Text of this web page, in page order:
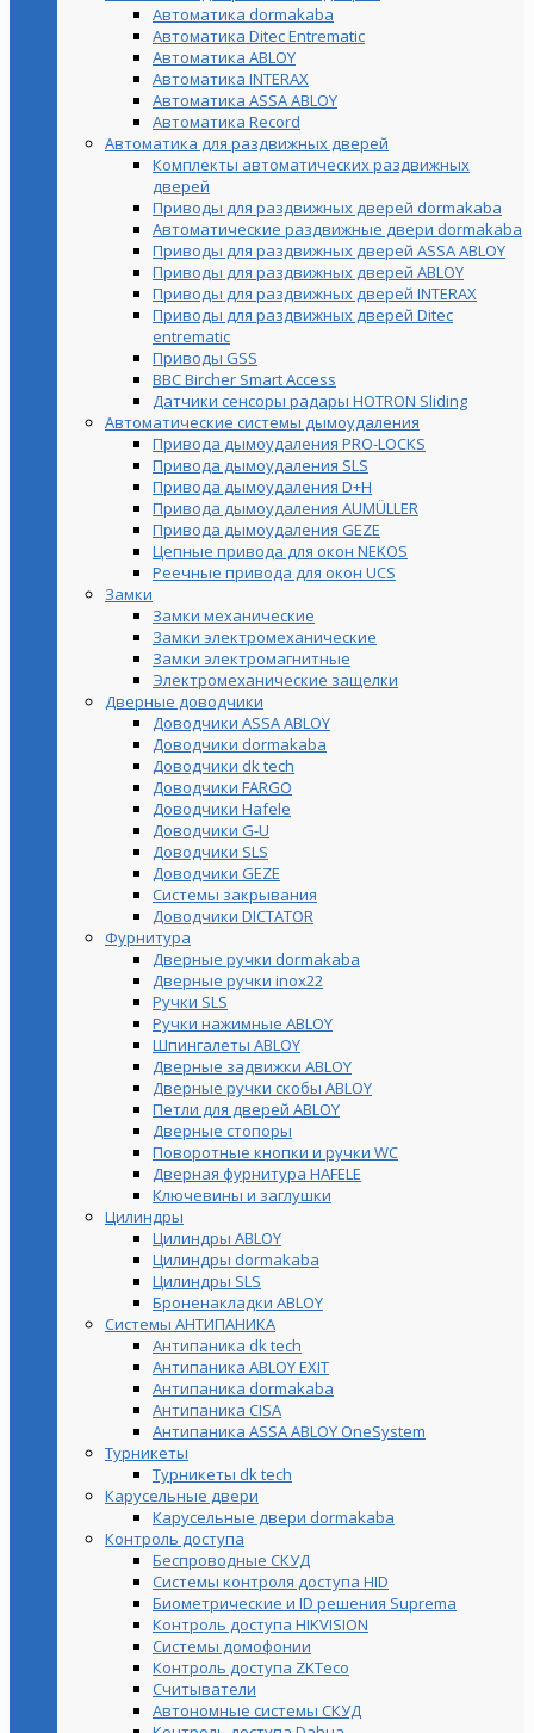
Автоматика dormakaba
Автоматика Ditec Entrematic
Автоматика ABLOY
Автоматика INTERAX
Автоматика ASSA ABLOY
Автоматика Record
Автоматика для раздвижных дверей
Комплекты автоматических раздвижных
дверей
Приводы для раздвижных дверей dormakaba
Автоматические раздвижные двери dormakaba
Приводы для раздвижных дверей ASSA ABLOY
Приводы для раздвижных дверей ABLOY
Приводы для раздвижных дверей INTERAX
Приводы для раздвижных дверей Ditec
entrematic
Приводы GSS
BBC Bircher Smart Access
Датчики сенсоры радары HOTRON Sliding
Автоматические системы дымоудаления
Привода дымоудаления PRO-LOCKS
Привода дымоудаления SLS
Привода дымоудаления D+H
Привода дымоудаления AUMÜLLER
Привода дымоудаления GEZE
Цепные привода для окон NEKOS
Реечные привода для окон UСS
Замки
Замки механические
Замки электромеханические
Замки электромагнитные
Электромеханические защелки
Дверные доводчики
Доводчики ASSA ABLOY
Доводчики dormakaba
Доводчики dk tech
Доводчики FARGO
Доводчики Hafele
Доводчики G-U
Доводчики SLS
Доводчики GEZE
Cистемы закрывания
Доводчики DICTATOR
Фурнитура
Дверные ручки dormakaba
Дверные ручки inox22
Ручки SLS
Ручки нажимные ABLOY
Шпингалеты ABLOY
Дверные задвижки ABLOY
Дверные ручки скобы ABLOY
Петли для дверей ABLOY
Дверные стопоры
Поворотные кнопки и ручки WC
Дверная фурнитура HAFELE
Ключевины и заглушки
Цилиндры
Цилиндры ABLOY
Цилиндры dormakaba
Цилиндры SLS
Броненакладки ABLOY
Системы АНТИПАНИКА
Антипаника dk tech
Антипаника ABLOY EXIT
Антипаника dormakaba
Антипаника СISA
Антипаника ASSA ABLOY OneSystem
Турникеты
Турникеты dk tech
Карусельные двери
Карусельные двери dormakaba
Контроль доступа
Беспроводные СКУД
Системы контроля доступа HID
Биометрические и ID решения Suprema
Контроль доступа HIKVISION
Системы домофонии
Контроль доступа ZKTeco
Считыватели
Автономные системы СКУД